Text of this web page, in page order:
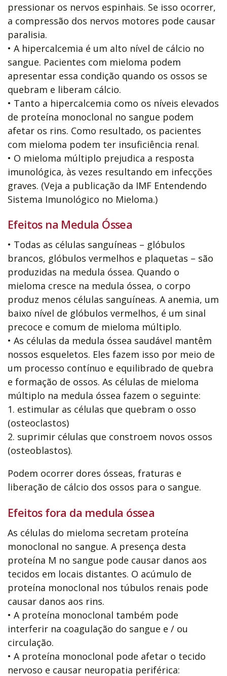
pressionar os nervos espinhais. Se isso ocorrer,
a compressão dos nervos motores pode causar
paralisia.
• A hipercalcemia é um alto nível de cálcio no
sangue. Pacientes com mieloma podem
apresentar essa condição quando os ossos se
quebram e liberam cálcio.
• Tanto a hipercalcemia como os níveis elevados
de proteína monoclonal no sangue podem
afetar os rins. Como resultado, os pacientes
com mieloma podem ter insuficiência renal.
• O mieloma múltiplo prejudica a resposta
imunológica, às vezes resultando em infecções
graves. (Veja a publicação da IMF Entendendo
Sistema Imunológico no Mieloma.)
Efeitos na Medula Óssea
• Todas as células sanguíneas – glóbulos
brancos, glóbulos vermelhos e plaquetas – são
produzidas na medula óssea. Quando o
mieloma cresce na medula óssea, o corpo
produz menos células sanguíneas. A anemia, um
baixo nível de glóbulos vermelhos, é um sinal
precoce e comum de mieloma múltiplo.
• As células da medula óssea saudável mantêm
nossos esqueletos. Eles fazem isso por meio de
um processo contínuo e equilibrado de quebra
e formação de ossos. As células de mieloma
múltiplo na medula óssea fazem o seguinte:
1. estimular as células que quebram o osso
(osteoclastos)
2. suprimir células que constroem novos ossos
(osteoblastos).
Podem ocorrer dores ósseas, fraturas e
liberação de cálcio dos ossos para o sangue.
Efeitos fora da medula óssea
As células do mieloma secretam proteína
monoclonal no sangue. A presença desta
proteína M no sangue pode causar danos aos
tecidos em locais distantes. O acúmulo de
proteína monoclonal nos túbulos renais pode
causar danos aos rins.
• A proteína monoclonal também pode
interferir na coagulação do sangue e / ou
circulação.
• A proteína monoclonal pode afetar o tecido
nervoso e causar neuropatia periférica: